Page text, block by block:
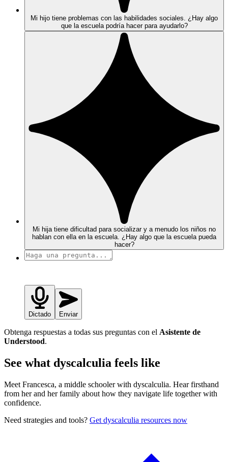
Mi hijo tiene problemas con las habilidades sociales. ¿Hay algo
que la escuela podría hacer para ayudarlo?
Mi hija tiene dificultad para socializar y a menudo los niños no
hablan con ella en la escuela. ¿Hay algo que la escuela pueda
hacer?
Dictado Enviar
Obtenga respuestas a todas sus preguntas con el Asistente de
Understood.
See what dyscalculia feels like
Meet Francesca, a middle schooler with dyscalculia. Hear firsthand
from her and her family about how they navigate life together with
confidence.
Need strategies and tools? Get dyscalculia resources now